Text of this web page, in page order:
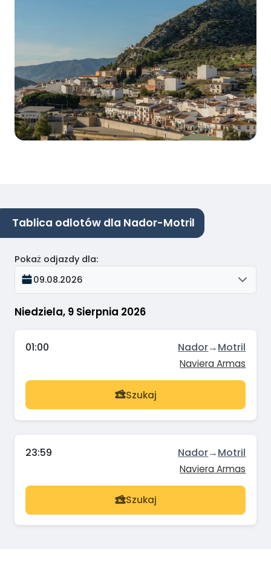
Tablica odlotów dla Nador-Motril
Niedziela, 9 Sierpnia 2026
Pokaż odjazdy dla:
09.08.2026
01:00 Nador→Motril
Naviera Armas
Szukaj
23:59 Nador→Motril
Naviera Armas
Szukaj